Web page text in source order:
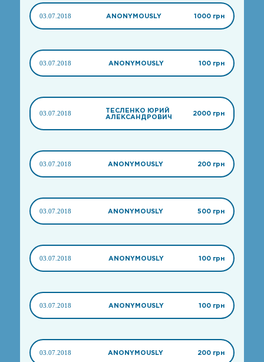
03.07.2018 ANONYMOUSLY 1000 грн
03.07.2018 ANONYMOUSLY 100 грн
03.07.2018
ТЕСЛЕНКО ЮРИЙ
АЛЕКСАНДРОВИЧ
2000 грн
03.07.2018 ANONYMOUSLY 200 грн
03.07.2018 ANONYMOUSLY 500 грн
03.07.2018 ANONYMOUSLY 100 грн
03.07.2018 ANONYMOUSLY 100 грн
03.07.2018 ANONYMOUSLY 200 грн